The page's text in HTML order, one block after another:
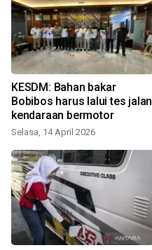
KESDM: Bahan bakar
Bobibos harus lalui tes jalan
kendaraan bermotor
Selasa, 14 April 2026